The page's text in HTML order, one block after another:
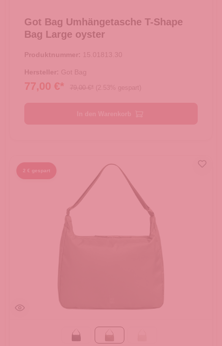
Got Bag Umhängetasche T-Shape
Bag Large oyster
Produktnummer: 15.01813.30
Hersteller: Got Bag
77,00 €* 79,00 €* (2.53% gespart)
2 € gespart